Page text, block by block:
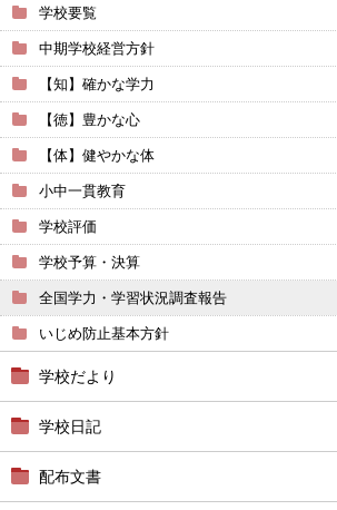
学校要覧
中期学校経営方針
【知】確かな学力
【徳】豊かな心
【体】健やかな体
小中一貫教育
学校評価
学校予算・決算
全国学力・学習状況調査報告
いじめ防止基本方針
学校だより
学校日記
配布文書